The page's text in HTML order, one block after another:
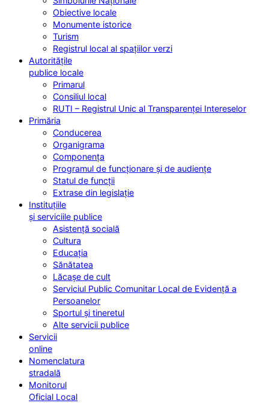
Obiective locale
Monumente istorice
Turism
Registrul local al spațiilor verzi
Autoritățile
publice locale
Primarul
Consiliul local
RUTI – Registrul Unic al Transparenței Intereselor
Primăria
Conducerea
Organigrama
Componența
Programul de funcționare și de audiențe
Statul de funcții
Extrase din legislație
Instituțiile
și serviciile publice
Asistență socială
Cultura
Educația
Sănătatea
Lăcașe de cult
Serviciul Public Comunitar Local de Evidență a
Persoanelor
Sportul și tineretul
Alte servicii publice
Servicii
online
Nomenclatura
stradală
Monitorul
Oficial Local